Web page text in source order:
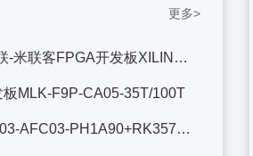
更多>
解锁4K视频与数据互联-米联客FPGA开发板XILINX-M
MLK-F9P-CA05-35T/100T
FPGA+AI 平台｜AFH03-AFC03-PH1A90+RK3576J 国产